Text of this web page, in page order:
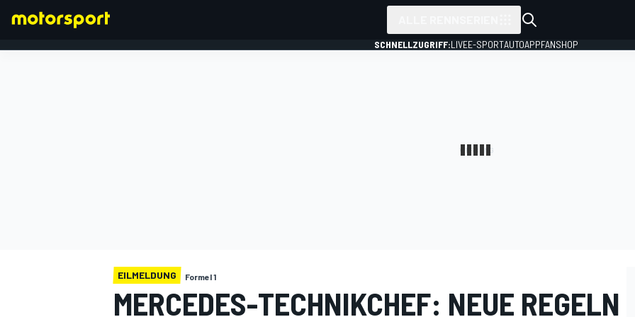
SCHNELLZUGRIFF:LIVEE-SPORTAUTOAPPFANSHOP
EILMELDUNG Formel 1
MERCEDES-TECHNIKCHEF: NEUE REGELN